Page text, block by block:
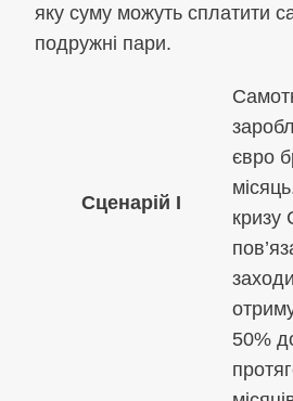
яку суму можуть сплатити
подружні пари.
Сценарій I
євро
кризу
50%